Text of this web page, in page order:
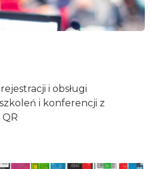
i obsługi
i konferencji z